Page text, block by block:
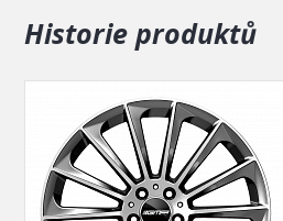
modeli auta
Historie produktů